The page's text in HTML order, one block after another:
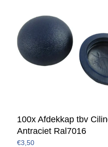
100x Afdekkap tbv
Antraciet Ral7016
€3,50